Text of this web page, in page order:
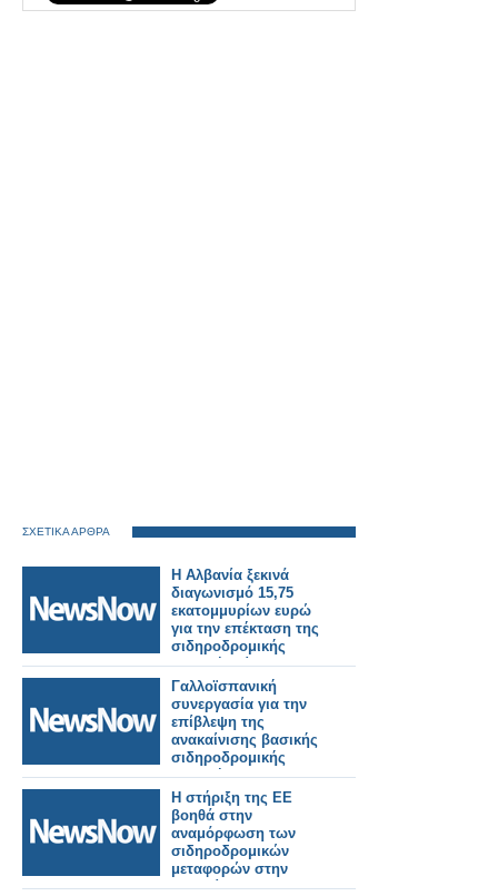
ΣΧΕΤΙΚΑ ΑΡΘΡΑ
Η Αλβανία ξεκινά
διαγωνισμό 15,75
εκατομμυρίων ευρώ
για την επέκταση της
σιδηροδρομικής
γραμμής Τίρανα-
Δυρράχιο.
Γαλλοϊσπανική
συνεργασία για την
επίβλεψη της
ανακαίνισης βασικής
σιδηροδρομικής
γραμμής στην
Αλβανία.
Η στήριξη της ΕΕ
βοηθά στην
αναμόρφωση των
σιδηροδρομικών
μεταφορών στην
Αλβανία